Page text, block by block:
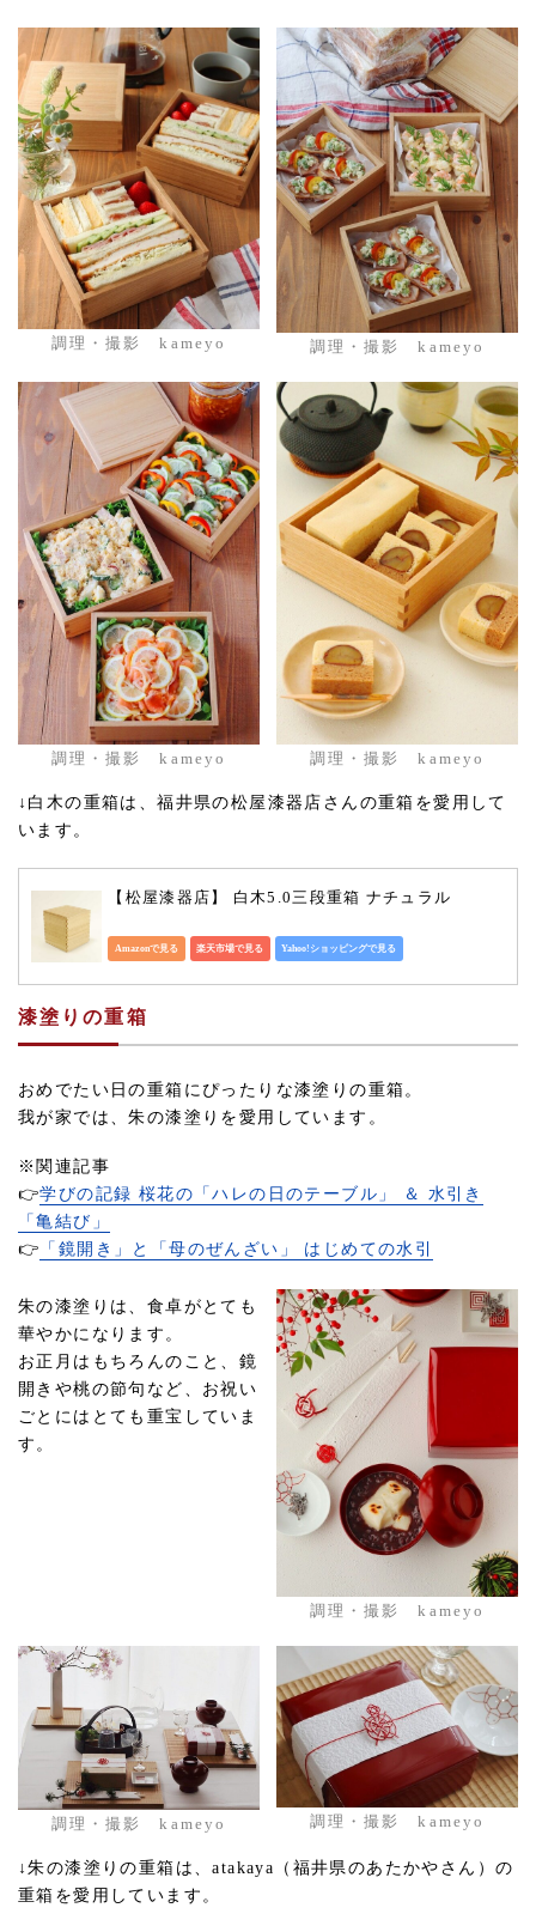
調理・撮影 kameyo 調理・撮影 kameyo
調理・撮影 kameyo 調理・撮影 kameyo
↓白木の重箱は、福井県の松屋漆器店さんの重箱を愛用して
います。
【松屋漆器店】 白木5.0三段重箱 ナチュラル
Amazonで見る 楽天市場で見る Yahoo!ショッピングで見る
漆塗りの重箱
おめでたい日の重箱にぴったりな漆塗りの重箱。
我が家では、朱の漆塗りを愛用しています。
※関連記事
👉学びの記録 桜花の「ハレの日のテーブル」 ＆ 水引き
「亀結び」
👉 「鏡開き」と「母のぜんざい」 はじめての水引
朱の漆塗りは、食卓がとても
華やかになります。
お正月はもちろんのこと、鏡
開きや桃の節句など、お祝い
ごとにはとても重宝していま
す。
調理・撮影 kameyo
調理・撮影 kameyo 調理・撮影 kameyo
↓朱の漆塗りの重箱は、atakaya（福井県のあたかやさん）の
重箱を愛用しています。